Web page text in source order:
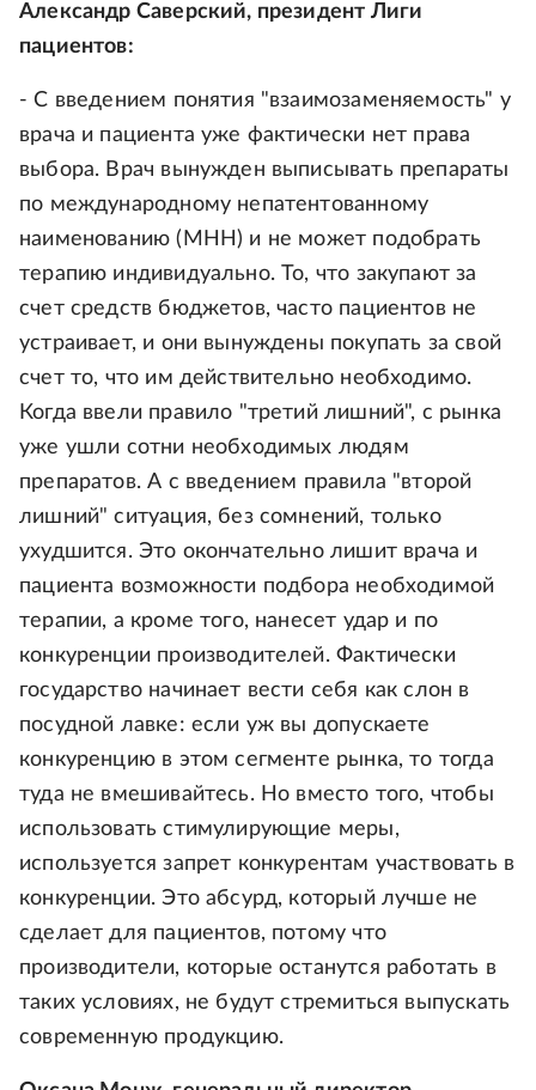
Александр Саверский, президент Лиги
пациентов:
- С введением понятия "взаимозаменяемость" у
врача и пациента уже фактически нет права
выбора. Врач вынужден выписывать препараты
по международному непатентованному
наименованию (МНН) и не может подобрать
терапию индивидуально. То, что закупают за
счет средств бюджетов, часто пациентов не
устраивает, и они вынуждены покупать за свой
счет то, что им действительно необходимо.
Когда ввели правило "третий лишний", с рынка
уже ушли сотни необходимых людям
препаратов. А с введением правила "второй
лишний" ситуация, без сомнений, только
ухудшится. Это окончательно лишит врача и
пациента возможности подбора необходимой
терапии, а кроме того, нанесет удар и по
конкуренции производителей. Фактически
государство начинает вести себя как слон в
посудной лавке: если уж вы допускаете
конкуренцию в этом сегменте рынка, то тогда
туда не вмешивайтесь. Но вместо того, чтобы
использовать стимулирующие меры,
используется запрет конкурентам участвовать в
конкуренции. Это абсурд, который лучше не
сделает для пациентов, потому что
производители, которые останутся работать в
таких условиях, не будут стремиться выпускать
современную продукцию.